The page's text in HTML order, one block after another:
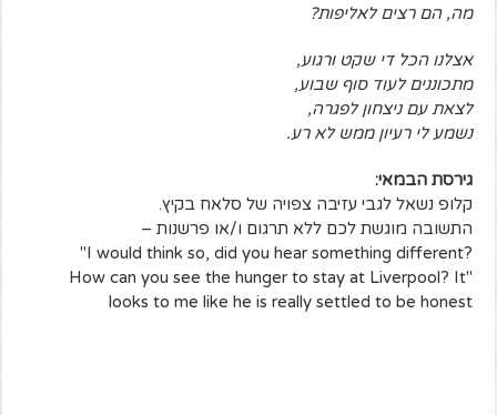
מה, הם רצים לאליפות?
אצלנו הכל די שקט ורגוע,
מתכוננים לעוד סוף שבוע,
לצאת עם ניצחון לפגרה,
נשמע לי רעיון ממש לא רע.
גירסת הבמאי:
קלופ נשאל לגבי עזיבה צפויה של סלאח בקיץ.
התשובה מוגשת לכם ללא תרגום ו/או פרשנות –
?I would think so, did you hear something different"
"How can you see the hunger to stay at Liverpool? It
looks to me like he is really settled to be honest